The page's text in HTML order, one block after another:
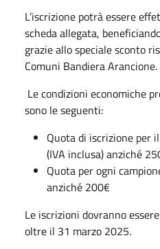
L’iscrizione potrà essere
scheda allegata,
grazie allo speciale sconto
Comuni Bandiera Arancione.
Le condizioni economiche
sono le seguenti:
Quota di iscrizione per
(IVA inclusa) anziché
Quota per ogni
anziché 200€
Le iscrizioni dovranno
oltre il 31 marzo 2025.